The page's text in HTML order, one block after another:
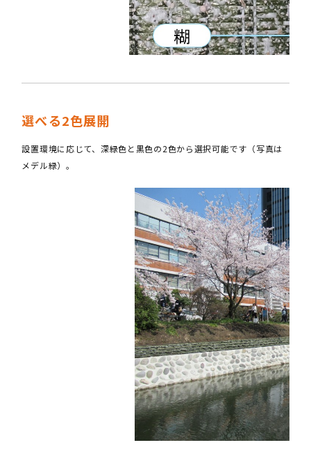
選べる2色展開
設置環境に応じて、深緑色と黒色の2色から選択可能です（写真は
メデル緑）。